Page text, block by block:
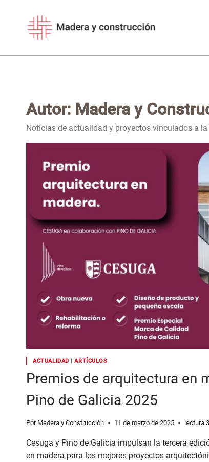
contenido
Autor: Madera y
Noticias de actualidad y proyectos vinculados a
ACTUALIDAD |ARTÍCULOS
Premios de arquitectura en
Pino de Galicia 2025
Por Madera y Construcción 11 de marzo de 2025 lectura
Cesuga y Pino de Galicia impulsan la tercera
en madera para los mejores proyectos